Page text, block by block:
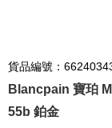
貨品編號：
Blancpain 寶珀
55b 鉑金